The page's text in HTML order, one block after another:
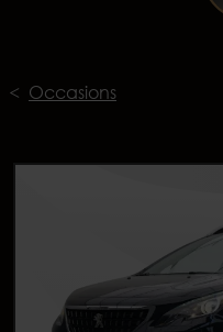
Occasions